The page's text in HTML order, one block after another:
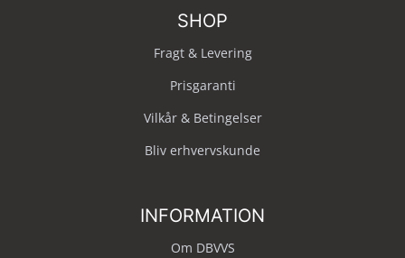
SHOP
Fragt & Levering
Prisgaranti
Vilkår & Betingelser
Bliv erhvervskunde
INFORMATION
Om DBVVS